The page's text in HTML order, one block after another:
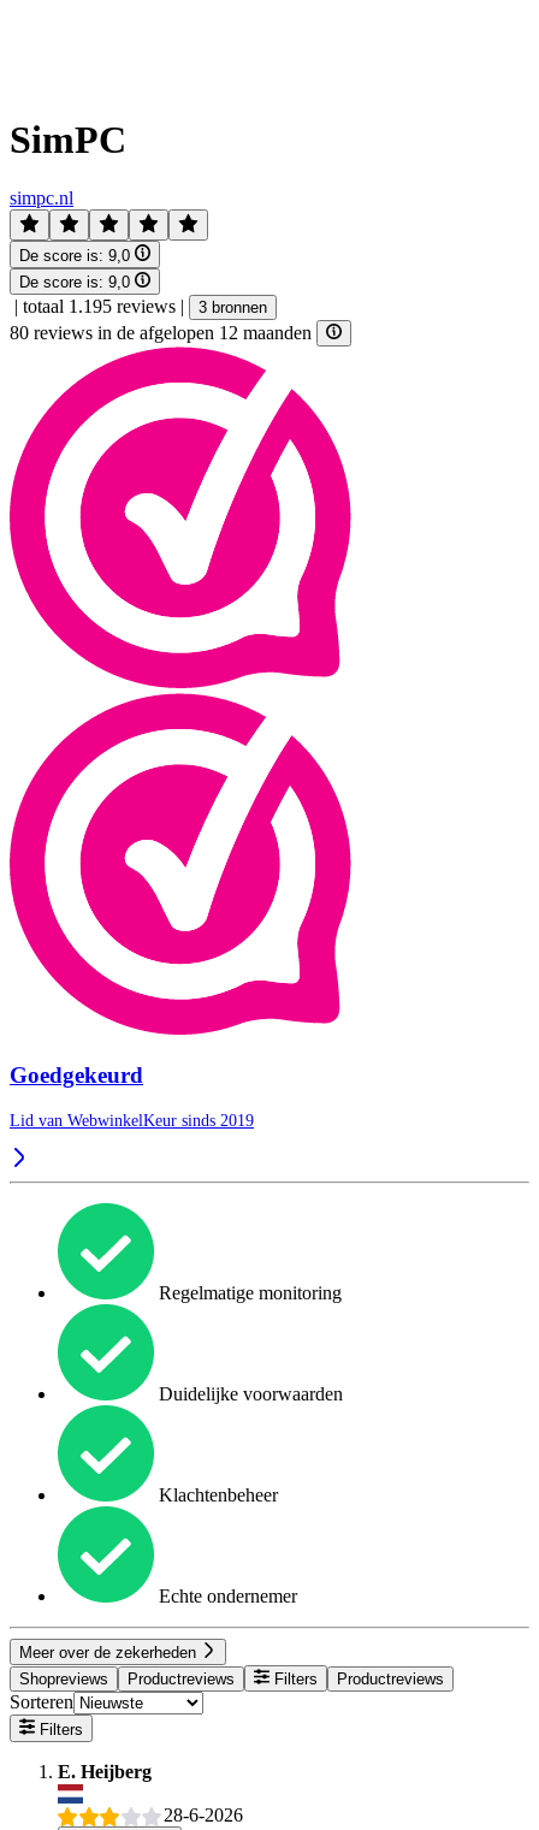
SimPC
simpc.nl
De score is: 9,0
De score is: 9,0
| totaal 1.195 reviews | 3 bronnen
80 reviews in de afgelopen 12 maanden
Goedgekeurd
Lid van WebwinkelKeur sinds 2019
Regelmatige monitoring
Duidelijke voorwaarden
Klachtenbeheer
Echte ondernemer
Meer over de zekerheden
Shopreviews
Productreviews Filters Productreviews
Sorteren
Filters
E. Heijberg
28-6-2026